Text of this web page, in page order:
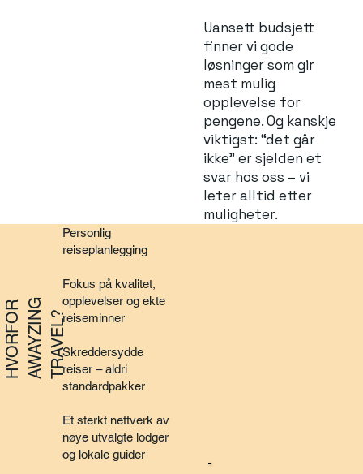
Uansett budsjett
finner vi gode
løsninger som gir
mest mulig
opplevelse for
pengene. Og kanskje
viktigst: “det går
ikke” er sjelden et
svar hos oss – vi
leter alltid etter
muligheter.
H
V
O
R
F O
R
A
W
A
Y
Z
I N
G
T
R
A
V
E
L ?
Personlig
reiseplanlegging
Fokus på kvalitet,
opplevelser og ekte
reiseminner
Skreddersydde
reiser – aldri
standardpakker
Et sterkt nettverk av
nøye utvalgte lodger
og lokale guider